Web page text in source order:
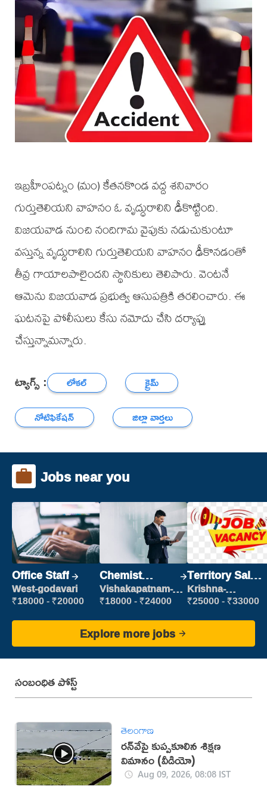
ఇబ్రహీంపట్నం (మం) కేతనకొండ వద్ద శనివారం
గుర్తుతెలియని వాహనం ఓ వృద్ధురాలిని ఢీకొట్టింది.
విజయవాడ నుంచి నందిగామ వైపుకు నడుచుకుంటూ
వస్తున్న వృద్ధురాలిని గుర్తుతెలియని వాహనం ఢీకొనడంతో
తీవ్ర గాయాలపాలైందని స్థానికులు తెలిపారు. వెంటనే
ఆమెను విజయవాడ ప్రభుత్వ ఆసుపత్రికి తరలించారు. ఈ
ఘటనపై పోలీసులు కేసు నమోదు చేసి దర్యాప్తు
చేస్తున్నామన్నారు.
ట్యాగ్స్ : లోకల్
క్రైమ్
నోటిఫికేషన్
జిల్లా వార్తలు
Jobs near you
Office Staff
West-godavari
₹18000 - ₹20000
Chemist
Production
Executive
Vishakapatnam-
new
₹18000 - ₹24000
Territory Sales
Manager
Krishna-
vijayawada
₹25000 - ₹33000
Explore more jobs
సంబంధిత పోస్ట్
తెలంగాణ
రన్‌వేపై కుప్పకూలిన శిక్షణ
విమానం (వీడియో)
Aug 09, 2026, 08:08 IST